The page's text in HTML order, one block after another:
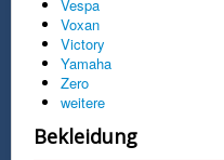
Vespa
Voxan
Victory
Yamaha
Zero
weitere
Bekleidung